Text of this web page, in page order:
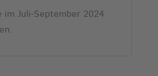
im Juli-September 2024